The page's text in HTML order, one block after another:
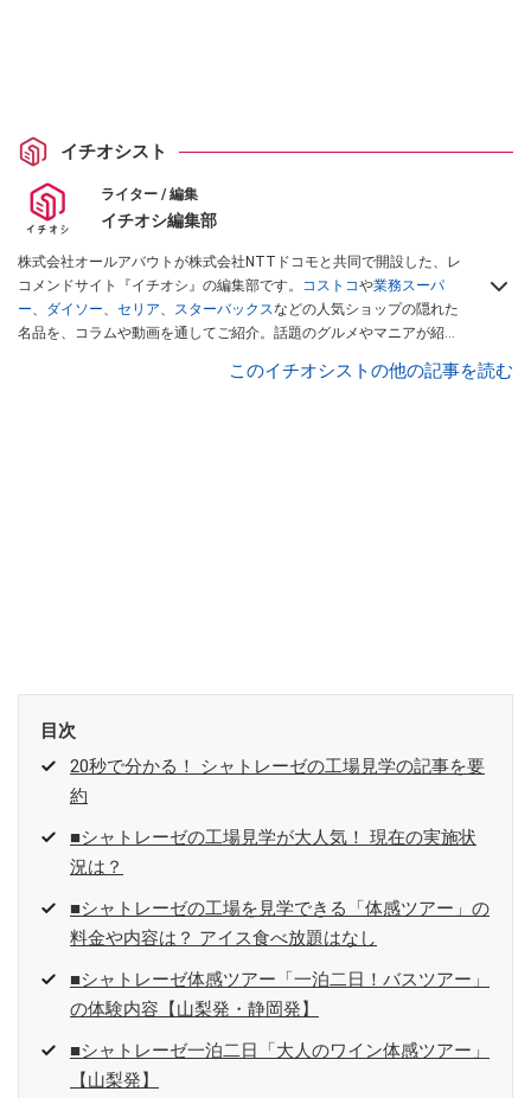
イチオシスト
ライター / 編集
イチオシ編集部
株式会社オールアバウトが株式会社NTTドコモと共同で開設した、レ
コメンドサイト『イチオシ』の編集部です。 コストコや業務スーパ
ー、 ダイソー、 セリア、 スターバックスなどの人気ショップの隠れた
名品を、コラムや動画を通してご紹介。話題のグルメやマニアが紹介
インフルエンサーが実際に使用してレビューしています。毎日トレン
このイチオシストの他の記事を読む
目次
20秒で分かる！ シャトレーゼの工場見学の記事を要
約
■シャトレーゼの工場見学が大人気！ 現在の実施状
況は？
■シャトレーゼの工場を見学できる「体感ツアー」の
料金や内容は？ アイス食べ放題はなし
■シャトレーゼ体感ツアー「一泊二日！バスツアー」
の体験内容【山梨発・静岡発】
■シャトレーゼ一泊二日「大人のワイン体感ツアー」
【山梨発】